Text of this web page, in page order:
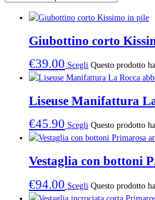
Giubottino corto
€39.00 Scegli Questo prodotto
Liseuse Manifattura
€45.90 Scegli Questo prodotto
Vestaglia con bottoni
€94.00 Scegli Questo prodotto